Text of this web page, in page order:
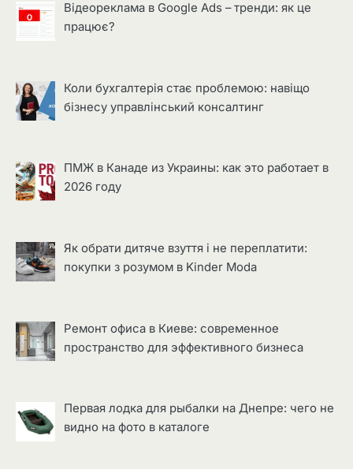
Відеореклама в Google Ads – тренди: як це
працює?
Коли бухгалтерія стає проблемою: навіщо
бізнесу управлінський консалтинг
ПМЖ в Канаде из Украины: как это работает в
2026 году
Як обрати дитяче взуття і не переплатити:
покупки з розумом в Kinder Moda
Ремонт офиса в Киеве: современное
пространство для эффективного бизнеса
Первая лодка для рыбалки на Днепре: чего не
видно на фото в каталоге